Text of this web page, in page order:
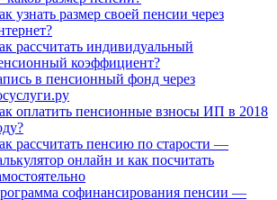
узнать размер своей пенсии через
рассчитать индивидуальный
коэффициент?
в пенсионный фонд через
оплатить пенсионные взносы ИП в 2018
рассчитать пенсию по старости —
онлайн и как посчитать
софинансирования пенсии —